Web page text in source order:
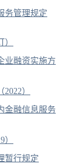
务管理规定
业融资实施方
）
金融信息服务
暂行规定